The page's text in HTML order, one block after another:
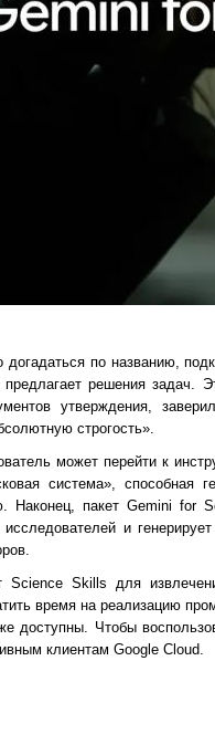
по названию,
решения задач.
утверждения,
строгость».
может перейти к
система», способная
пакет Gemini for
и
Science Skills для
время на реализацию
доступны. Чтобы
клиентам Google Cloud.